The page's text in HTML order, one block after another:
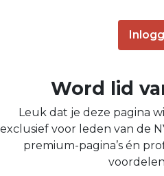
Word lid
Leuk dat je deze pagina
exclusief voor leden van de
premium-pagina’s én